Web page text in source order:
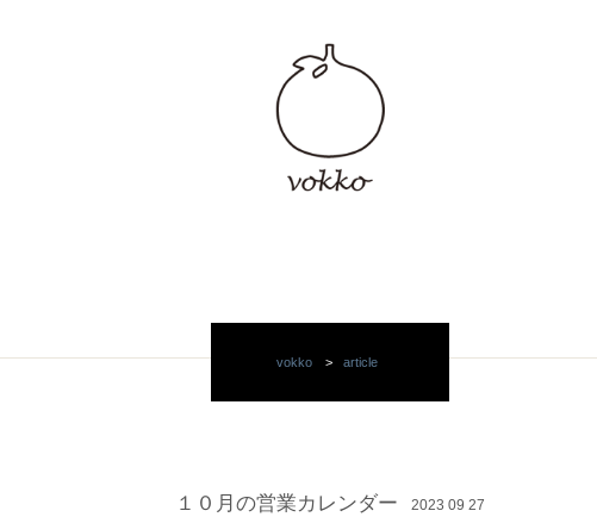
vokko > article
１０月の営業カレンダー 2023 09 27